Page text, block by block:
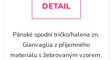
DETAIL
Pánské spodní tričko/halena zn.
Gianvaglia z příjemného
materiálu s žebrovaným vzorem.